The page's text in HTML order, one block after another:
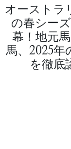
オーストラ
の春シー
幕！地元
馬、2025年
を徹底